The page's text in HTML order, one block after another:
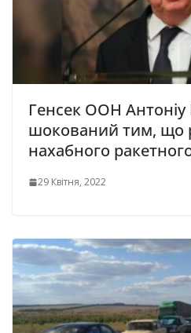
Генсек ООН Антоніу
шокований тим, що
нахабного
29 Квітня, 2022